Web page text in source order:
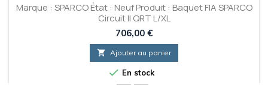
Marque : SPARCO État : Neuf Produit : Baquet FIA SPARCO
Circuit II QRT L/XL
Prix
706,00 €
 Ajouter au panier
 En stock